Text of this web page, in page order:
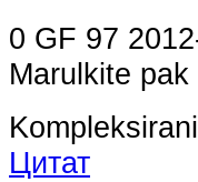
0 GF 97
Marulkite
Цитат